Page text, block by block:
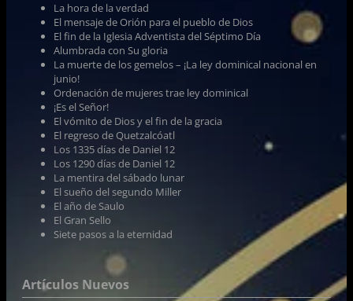
La hora de la verdad
El mensaje de Orión para el pueblo de Dios
El fin de la Iglesia Adventista del Séptimo Día
Alumbrada con Su gloria
La muerte de los gemelos – ¡La ley dominical nacional en
junio!
Ordenación de mujeres trae ley dominical
¡Es el Señor!
El vómito de Dios y el fin de la gracia
El regreso de Quetzalcóatl
Los 1335 días de Daniel 12
Los 1290 días de Daniel 12
La mentira del sábado lunar
El sueño del segundo Miller
El año de Saulo
El Gran Sello
Siete pasos a la eternidad
Artículos Nuevos